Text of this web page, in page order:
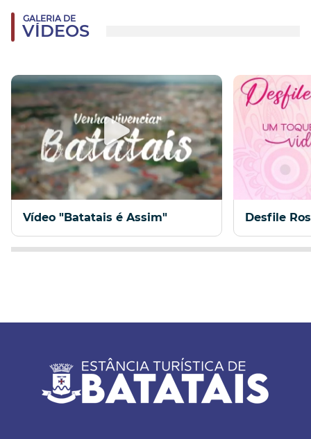
GALERIA DE
VÍDEOS
Vídeo "Batatais é Assim" Desfile